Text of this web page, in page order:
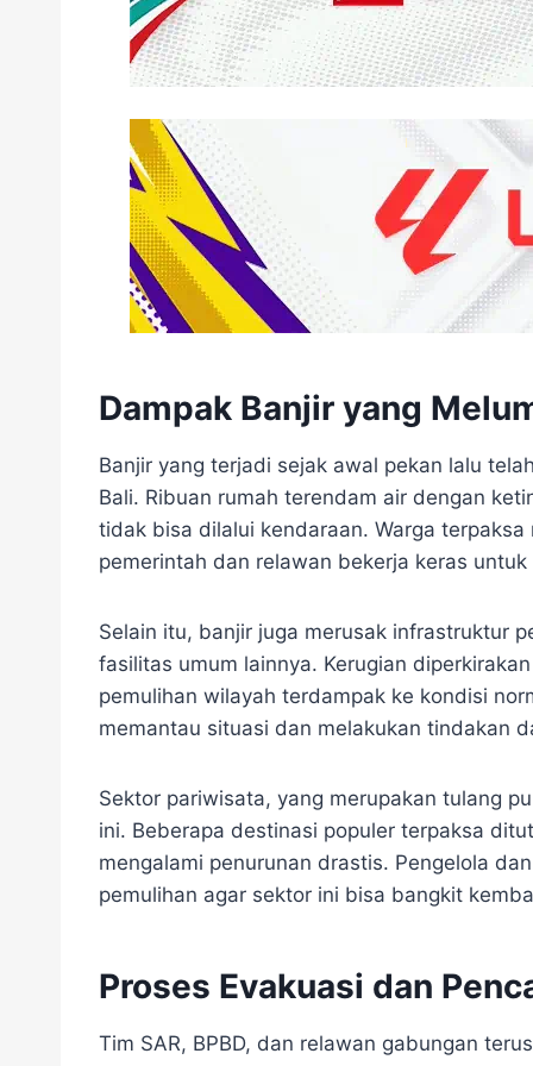
Dampak Banjir yang
Banjir yang terjadi sejak awal pekan lalu
Bali. Ribuan rumah terendam air dengan
tidak bisa dilalui kendaraan. Warga
pemerintah dan relawan bekerja keras
Selain itu, banjir juga merusak infrastruktur
fasilitas umum lainnya. Kerugian
pemulihan wilayah terdampak ke kondisi
memantau situasi dan melakukan tindakan
Sektor pariwisata, yang merupakan tulang
ini. Beberapa destinasi populer terpaksa
mengalami penurunan drastis. Pengelola
pemulihan agar sektor ini bisa bangkit
Proses Evakuasi dan
Tim SAR, BPBD, dan relawan gabungan